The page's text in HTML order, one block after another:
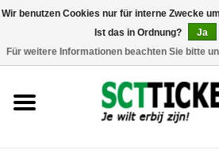
Wir benutzen Cookies nur für interne Zwecke
Ist das in Ordnung?
Ja
Für weitere Informationen beachten Sie bitte